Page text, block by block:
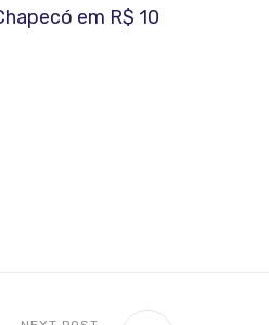
em R$ 10